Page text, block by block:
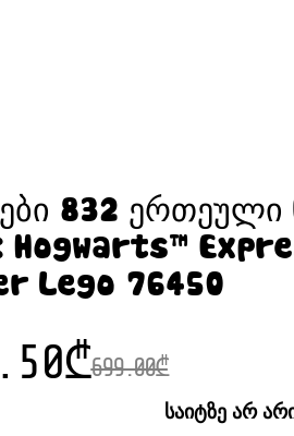
832 ერთეული
Hogwarts™
Lego 76450
699.00₾
₾
საიტზე არ